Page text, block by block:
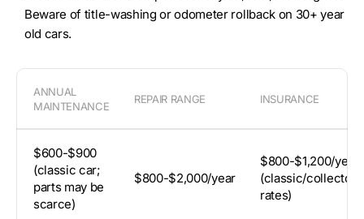
Beware of title-washing or odometer rollback on 30+ year
old cars.
ANNUAL
MAINTENANCE
REPAIR RANGE INSURANCE
$600-$900
(classic car;
parts may be
scarce)
$800-$2,000/year
$800-$1,200/year
(classic/collector
rates)